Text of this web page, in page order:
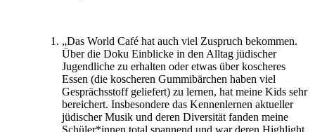
„Das World Café hat auch viel Zuspruch bekommen.
Über die Doku Einblicke in den Alltag jüdischer
Jugendliche zu erhalten oder etwas über koscheres
Essen (die koscheren Gummibärchen haben viel
Gesprächsstoff geliefert) zu lernen, hat meine Kids sehr
bereichert. Insbesondere das Kennenlernen aktueller
jüdischer Musik und deren Diversität fanden meine
Schüler*innen total spannend und war deren Highlight.